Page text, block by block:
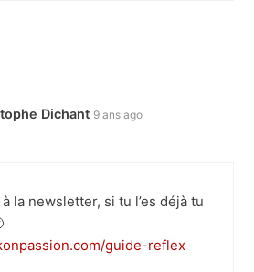
Dichant 9 ans ago
la newsletter, si tu l’es déjà tu
guide-reflex